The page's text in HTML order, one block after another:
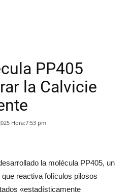
PP405
la Calvicie
Hora:7:53 pm
la molécula PP405, un
reactiva folículos pilosos
«estadísticamente